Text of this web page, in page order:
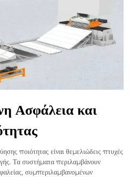
Ασφάλεια και
ποιότητας είναι θεμελιώδεις πτυχές
Τα συστήματα περιλαμβάνουν
συμπεριλαμβανομένων